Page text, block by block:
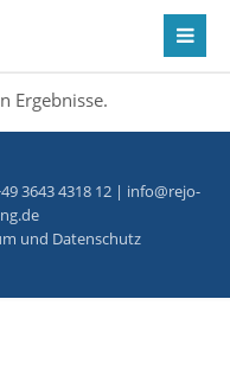
Ergebnisse.
3643 4318 12 | info@rejo-
und Datenschutz